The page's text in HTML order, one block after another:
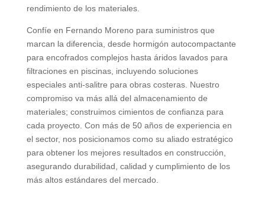
rendimiento de los materiales.
Confíe en Fernando Moreno para suministros que
marcan la diferencia, desde hormigón autocompactante
para encofrados complejos hasta áridos lavados para
filtraciones en piscinas, incluyendo soluciones
especiales anti-salitre para obras costeras. Nuestro
compromiso va más allá del almacenamiento de
materiales; construimos cimientos de confianza para
cada proyecto. Con más de 50 años de experiencia en
el sector, nos posicionamos como su aliado estratégico
para obtener los mejores resultados en construcción,
asegurando durabilidad, calidad y cumplimiento de los
más altos estándares del mercado.